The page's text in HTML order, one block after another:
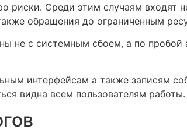
риски. Среди этим случаям входят
обращения до ограниченным
не с системным сбоем, а по пробой
интерфейсам а также записям
видна всем пользователям работы.